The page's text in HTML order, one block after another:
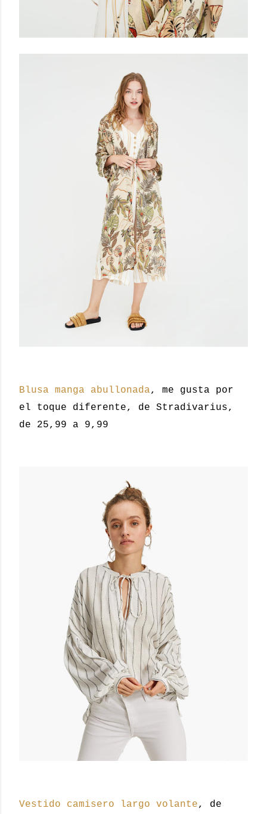
Blusa manga abullonada, me gusta por
el toque diferente, de Stradivarius,
de 25,99 a 9,99
Vestido camisero largo volante, de